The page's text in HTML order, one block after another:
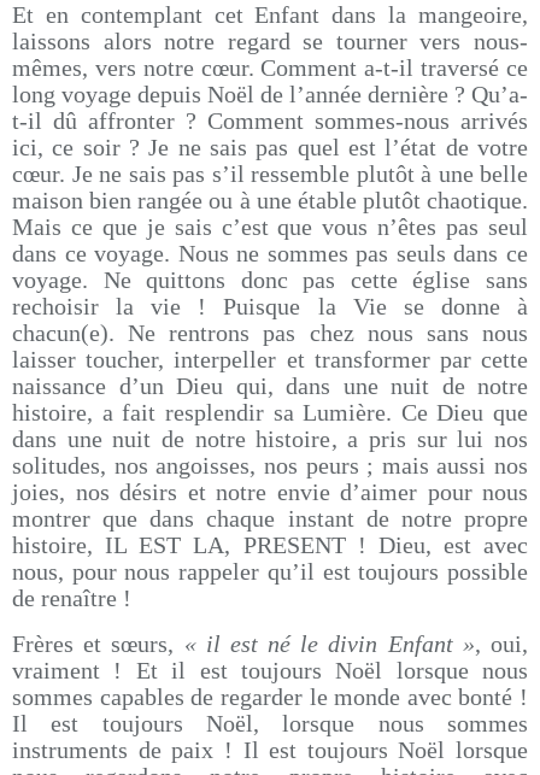
Et en contemplant cet Enfant dans la mangeoire,
laissons alors notre regard se tourner vers nous-
mêmes, vers notre cœur. Comment a-t-il traversé ce
long voyage depuis Noël de l’année dernière ? Qu’a-
t-il dû affronter ? Comment sommes-nous arrivés
ici, ce soir ? Je ne sais pas quel est l’état de votre
cœur. Je ne sais pas s’il ressemble plutôt à une belle
maison bien rangée ou à une étable plutôt chaotique.
Mais ce que je sais c’est que vous n’êtes pas seul
dans ce voyage. Nous ne sommes pas seuls dans ce
voyage. Ne quittons donc pas cette église sans
rechoisir la vie ! Puisque la Vie se donne à
chacun(e). Ne rentrons pas chez nous sans nous
laisser toucher, interpeller et transformer par cette
naissance d’un Dieu qui, dans une nuit de notre
histoire, a fait resplendir sa Lumière. Ce Dieu que
dans une nuit de notre histoire, a pris sur lui nos
solitudes, nos angoisses, nos peurs ; mais aussi nos
joies, nos désirs et notre envie d’aimer pour nous
montrer que dans chaque instant de notre propre
histoire, IL EST LA, PRESENT ! Dieu, est avec
nous, pour nous rappeler qu’il est toujours possible
de renaître !
Frères et sœurs, « il est né le divin Enfant », oui,
vraiment ! Et il est toujours Noël lorsque nous
sommes capables de regarder le monde avec bonté !
Il est toujours Noël, lorsque nous sommes
instruments de paix ! Il est toujours Noël lorsque